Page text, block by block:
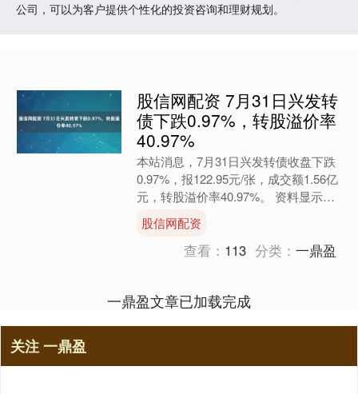
公司，可以为客户提供个性化的投资咨询和理财规划。
股信网配资 7月31日兴发转
债下跌0.97%，转股溢价率
40.97%
本站消息，7月31日兴发转债收盘下跌
0.97%，报122.95元/张，成交额1.56亿
元，转股溢价率40.97%。 资料显示，
兴发转债信用级别为“AA+”，债券....
股信网配资
查看： 113 分类：一鼎盈
一鼎盈文章已加载完成
关注 一鼎盈